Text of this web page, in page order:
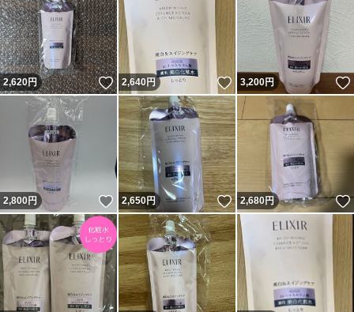
2,620円 いいね！
2,640円 いいね！
3,200円
2,800円 いいね！
2,650円 いいね！
2,680円